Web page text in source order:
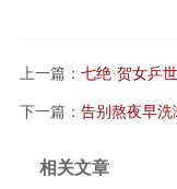
上一篇： 七绝·贺女乒
下一篇： 告别熬夜早
相关文章